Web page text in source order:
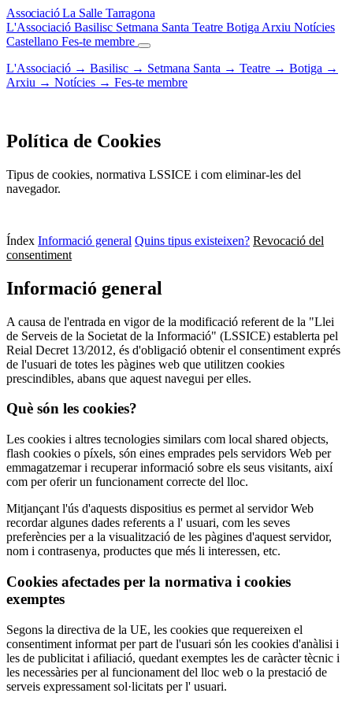
AssociacióLa SalleTarragona
L'Associació Basilisc Setmana Santa Teatre Botiga Arxiu Notícies
Castellano Fes-te membre
L'Associació → Basilisc → Setmana Santa → Teatre → Botiga →
Arxiu → Notícies → Fes-te membre
Política de Cookies
Tipus de cookies, normativa LSSICE i com eliminar-les del
navegador.
Índex Informació general Quins tipus existeixen? Revocació del
consentiment
Informació general
A causa de l'entrada en vigor de la modificació referent de la "Llei
de Serveis de la Societat de la Informació" (LSSICE) establerta pel
Reial Decret 13/2012, és d'obligació obtenir el consentiment exprés
de l'usuari de totes les pàgines web que utilitzen cookies
prescindibles, abans que aquest navegui per elles.
Què són les cookies?
Les cookies i altres tecnologies similars com local shared objects,
flash cookies o píxels, són eines emprades pels servidors Web per
emmagatzemar i recuperar informació sobre els seus visitants, així
com per oferir un funcionament correcte del lloc.
Mitjançant l'ús d'aquests dispositius es permet al servidor Web
recordar algunes dades referents a l' usuari, com les seves
preferències per a la visualització de les pàgines d'aquest servidor,
nom i contrasenya, productes que més li interessen, etc.
Cookies afectades per la normativa i cookies
exemptes
Segons la directiva de la UE, les cookies que requereixen el
consentiment informat per part de l'usuari són les cookies d'anàlisi i
les de publicitat i afiliació, quedant exemptes les de caràcter tècnic i
les necessàries per al funcionament del lloc web o la prestació de
serveis expressament sol·licitats per l' usuari.